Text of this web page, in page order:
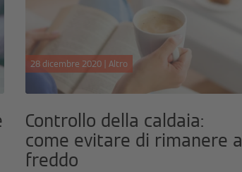
28 dicembre 2020 | Altro
Controllo della caldaia:
come evitare di rimanere al
freddo